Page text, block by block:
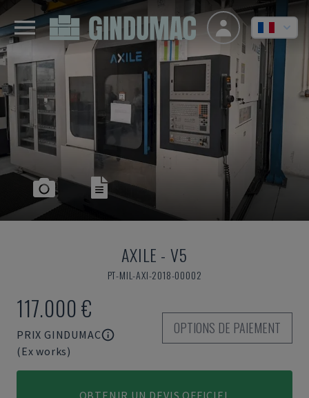
AXILE - V5
PT-MIL-AXI-2018-00002
117.000 €
PRIX GINDUMAC
(Ex works)
OPTIONS DE PAIEMENT
OBTENIR UN DEVIS OFFICIEL